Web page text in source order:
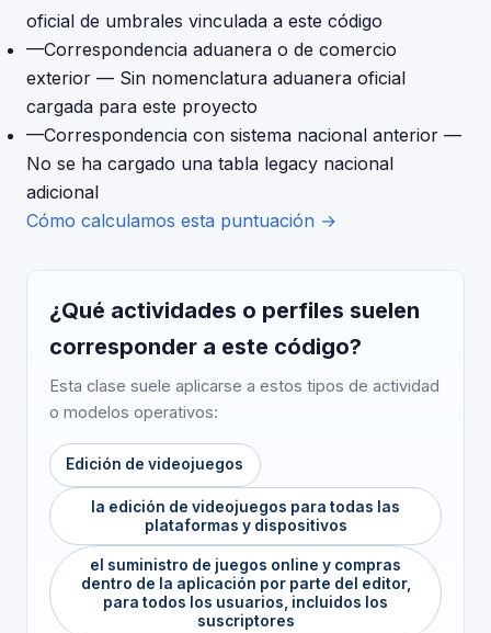
oficial de umbrales vinculada a este código
—Correspondencia aduanera o de comercio
exterior — Sin nomenclatura aduanera oficial
cargada para este proyecto
—Correspondencia con sistema nacional anterior —
No se ha cargado una tabla legacy nacional
adicional
Cómo calculamos esta puntuación →
¿Qué actividades o perfiles suelen
corresponder a este código?
Esta clase suele aplicarse a estos tipos de actividad
o modelos operativos:
Edición de videojuegos
la edición de videojuegos para todas las
plataformas y dispositivos
el suministro de juegos online y compras
dentro de la aplicación por parte del editor,
para todos los usuarios, incluidos los
suscriptores